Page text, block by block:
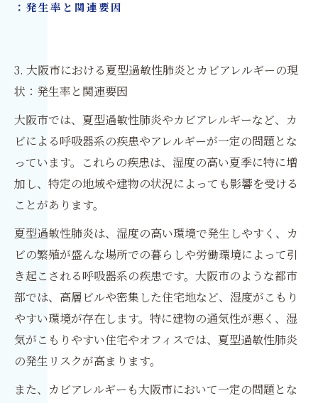
：発生率と関連要因
3. 大阪市における夏型過敏性肺炎とカビアレルギーの現
状：発生率と関連要因
大阪市では、夏型過敏性肺炎やカビアレルギーなど、カ
ビによる呼吸器系の疾患やアレルギーが一定の問題とな
っています。これらの疾患は、湿度の高い夏季に特に増
加し、特定の地域や建物の状況によっても影響を受ける
ことがあります。
夏型過敏性肺炎は、湿度の高い環境で発生しやすく、カ
ビの繁殖が盛んな場所での暮らしや労働環境によって引
き起こされる呼吸器系の疾患です。大阪市のような都市
部では、高層ビルや密集した住宅地など、湿度がこもり
やすい環境が存在します。特に建物の通気性が悪く、湿
気がこもりやすい住宅やオフィスでは、夏型過敏性肺炎
の発生リスクが高まります。
また、カビアレルギーも大阪市において一定の問題とな